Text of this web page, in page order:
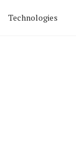
Technologies